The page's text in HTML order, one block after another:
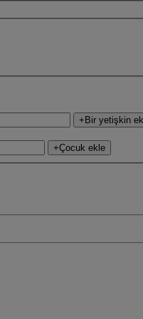
+Bir yetişkin
+Çocuk ekle